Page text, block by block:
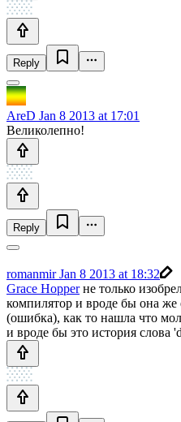
Reply
AreD Jan 8 2013 at 17:01
Великолепно!
Reply
romanmirJan 8 2013 at 18:32
Grace Hopperне только
компилятор и вроде бы она же
(ошибка), как то нашла что
и вроде бы это история слова